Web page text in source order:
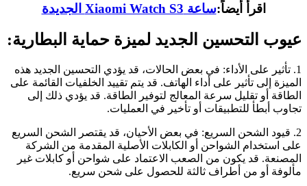
اقرأ أيضاً:ساعة Xiaomi Watch S3 الجديدة
عيوب التحسين الجديد لميزة حماية البطارية:
1. تأثير على الأداء: في بعض الحالات، قد يؤدي التحسين الجديد هذه
الميزة إلى تأثير على أداء الهاتف. قد يتم تقييد الخلفيات القائمة على
الطاقة أو تقليل سرعة المعالج لتوفير الطاقة. قد يؤدي ذلك إلى
تجاوب أبطأ للتطبيقات أو تأخير في العمليات.
2. قيود الشحن السريع: في بعض الأحيان، قد يقتصر الشحن السريع
على استخدام الشواحن أو الكابلات الأصلية المقدمة من الشركة
المصنعة. قد يكون من الصعب الاعتماد على شواحن أو كابلات غير
مألوفة أو من أطراف ثالثة للحصول على شحن سريع.